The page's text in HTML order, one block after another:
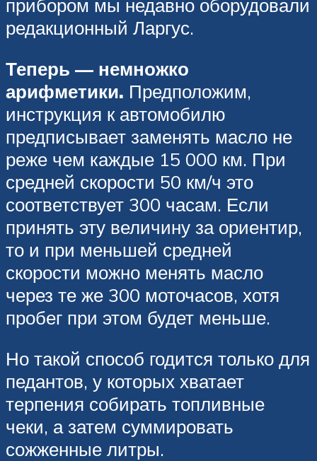
прибором мы недавно оборудовали
редакционный Ларгус.
Теперь — немножко
арифметики. Предположим,
инструкция к автомобилю
предписывает заменять масло не
реже чем каждые 15 000 км. При
средней скорости 50 км/ч это
соответствует 300 часам. Если
принять эту величину за ориентир,
то и при меньшей средней
скорости можно менять масло
через те же 300 моточасов, хотя
пробег при этом будет меньше.
Но такой способ годится только для
педантов, у которых хватает
терпения собирать топливные
чеки, а затем суммировать
сожженные литры.